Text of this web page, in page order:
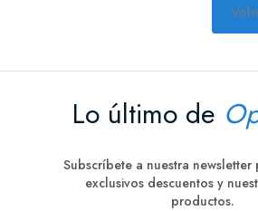
Lo último de
Subscríbete a nuestra newsletter
exclusivos descuentos y
productos.